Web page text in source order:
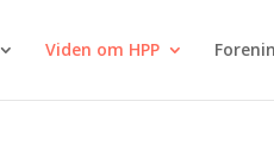
Viden om HPP